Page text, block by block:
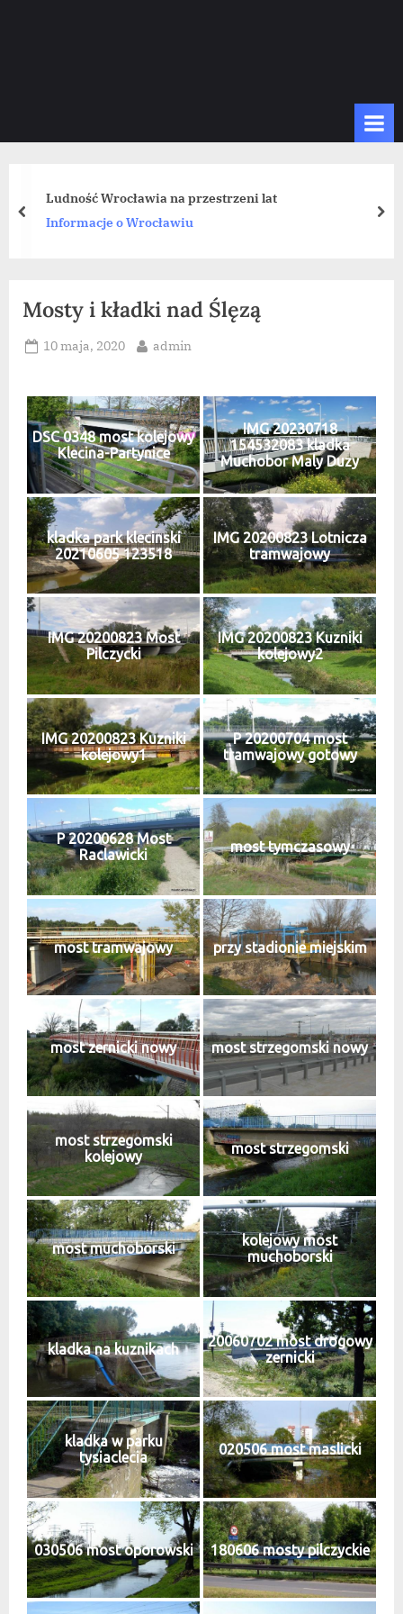
Ludność Wrocławia na przestrzeni lat
Informacje o Wrocławiu
prev
Mosty i kładki nad Ślęzą
Posted
10 maja, 2020 By
admin
DSC 0348 most kolejowy
Klecina-Partynice
IMG 20230718
154532083 kladka
Muchobor Maly Duzy
kladka park klecinski
20210605 123518
IMG 20200823 Lotnicza
tramwajowy
IMG 20200823 Most
Pilczycki
IMG 20200823 Kuzniki
kolejowy2
IMG 20200823 Kuzniki
kolejowy1
P 20200704 most
tramwajowy gotowy
P 20200628 Most
Raclawicki
most tymczasowy
most tramwajowy przy stadionie miejskim
most zernicki nowy most strzegomski nowy
most strzegomski
kolejowy
most strzegomski
most muchoborski
kolejowy most
muchoborski
kladka na kuznikach
20060702 most drogowy
zernicki
kladka w parku
tysiaclecia
020506 most maslicki
030506 most oporowski 180606 mosty pilczyckie